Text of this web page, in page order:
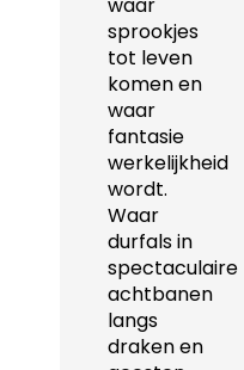
sprookjes
tot leven
komen en
waar
fantasie
werkelijkheid
wordt.
Waar
durfals in
spectaculaire
achtbanen
langs
draken en